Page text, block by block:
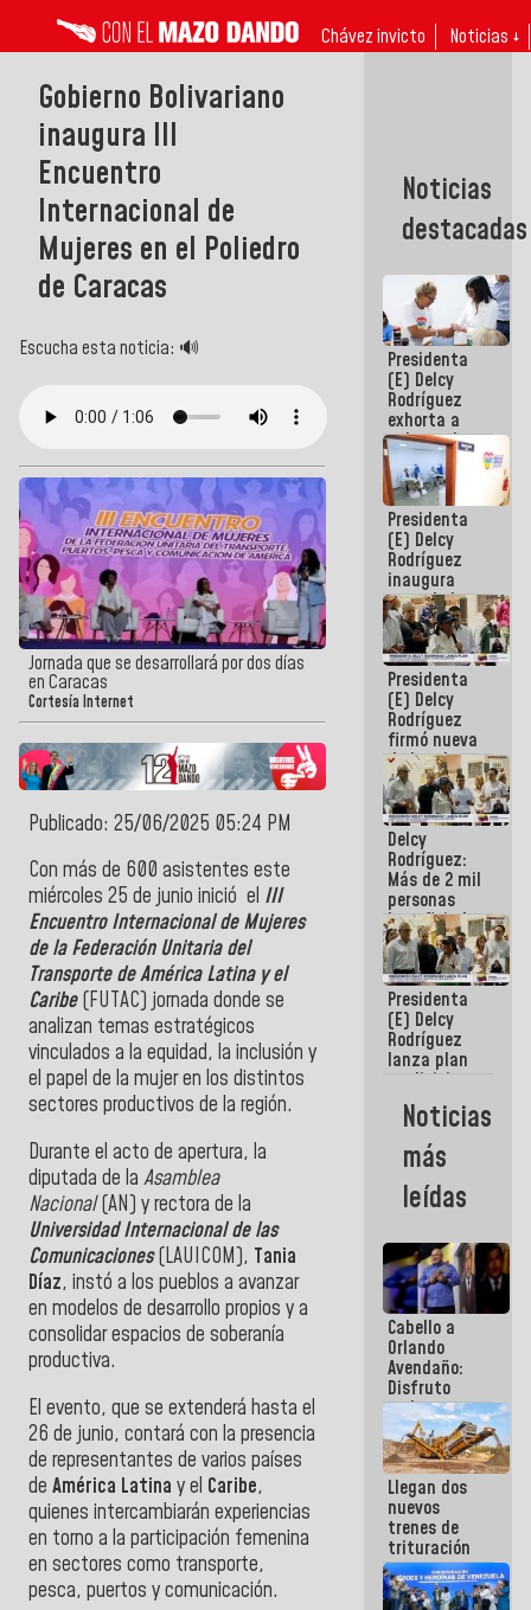
Chávez invicto Noticias ↓
Gobierno Bolivariano
inaugura III
Encuentro
Internacional de
Mujeres en el Poliedro
de Caracas
Escucha esta noticia: 🔊
Jornada que se desarrollará por dos días
en Caracas
Cortesía Internet
Publicado: 25/06/2025 05:24 PM
Con más de 600 asistentes este
miércoles 25 de junio inició el III
Encuentro Internacional de Mujeres
de la Federación Unitaria del
Transporte de América Latina y el
Caribe(FUTAC) jornada donde se
analizan temas estratégicos
vinculados a la equidad, la inclusión y
el papel de la mujer en los distintos
sectores productivos de la región.
Durante el acto de apertura, la
diputada de la Asamblea
Nacional(AN) y rectora de la
Universidad Internacional de las
Comunicaciones (LAUICOM), Tania
Díaz, instó a los pueblos a avanzar
en modelos de desarrollo propios y a
consolidar espacios de soberanía
productiva.
El evento, que se extenderá hasta el
26 de junio, contará con la presencia
de representantes de varios países
de América Latina y el Caribe,
quienes intercambiarán experiencias
en torno a la participación femenina
en sectores como transporte,
pesca, puertos y comunicación.
Noticias
destacadas
Presidenta
(E) Delcy
Rodríguez
exhorta a
gobernadores
y alcaldes a
edificar
casas para
abuelos
Presidenta
(E) Delcy
Rodríguez
inaugura
casa de los
Abuelos
Primavera
en Caracas
Presidenta
(E) Delcy
Rodríguez
firmó nueva
de Ley de
Arrendamiento
aprobada
por la AN
Delcy
Rodríguez:
Más de 2 mil
personas
beneficiadas
con planes
para
atención de
emergencia
sísmica en
la última
semana
Presidenta
(E) Delcy
Rodríguez
lanza plan
crediticio
con subsidio
a Juntas de
Condominio
Noticias
más
leídas
Cabello a
Orlando
Avendaño:
Disfruto
cada vez
que escribes
porque lo
que haces
es
embarrarla
Llegan dos
nuevos
trenes de
trituración
para
optimizar